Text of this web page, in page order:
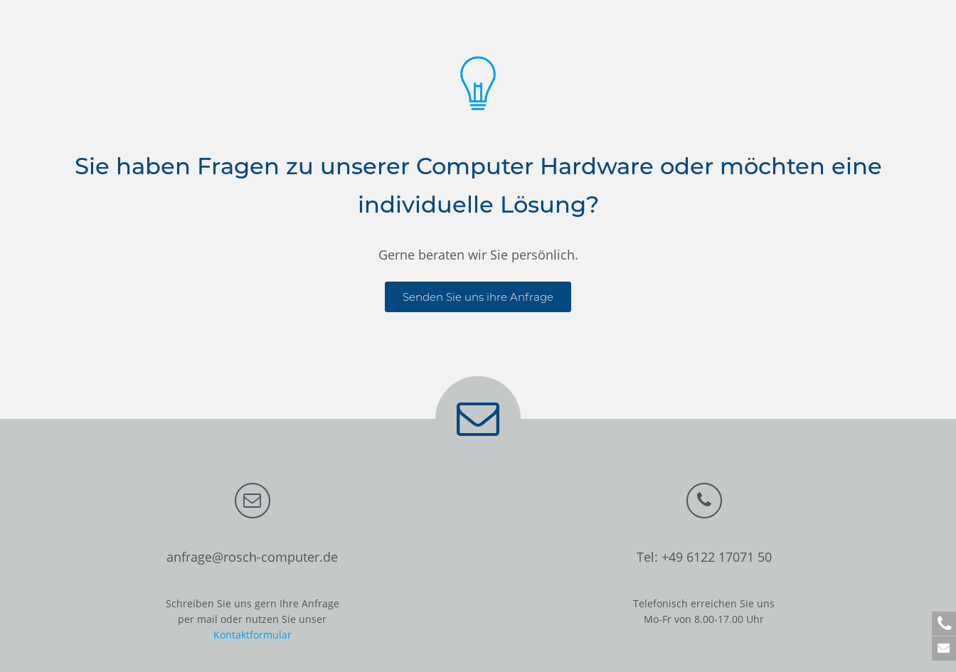
Sie haben Fragen zu unserer Computer Hardware oder möchten eine
individuelle Lösung?
Gerne beraten wir Sie persönlich.
Senden Sie uns ihre Anfrage
+
4
9
anfrage@rosch-computer.de
Schreiben Sie uns gern Ihre Anfrage
per mail oder nutzen Sie unser
Kontaktformular
Tel: +49 6122 17071 50
Telefonisch erreichen Sie uns
Mo-Fr von 8.00-17.00 Uhr